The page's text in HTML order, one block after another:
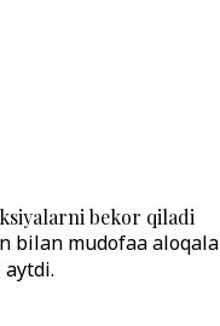
bekor qiladi
bilan mudofaa